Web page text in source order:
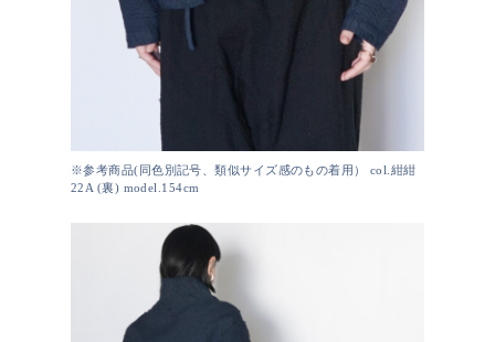
※参考商品(同色別記号、類似サイズ感のもの着用） col.紺紺
22A (裏) model.154cm